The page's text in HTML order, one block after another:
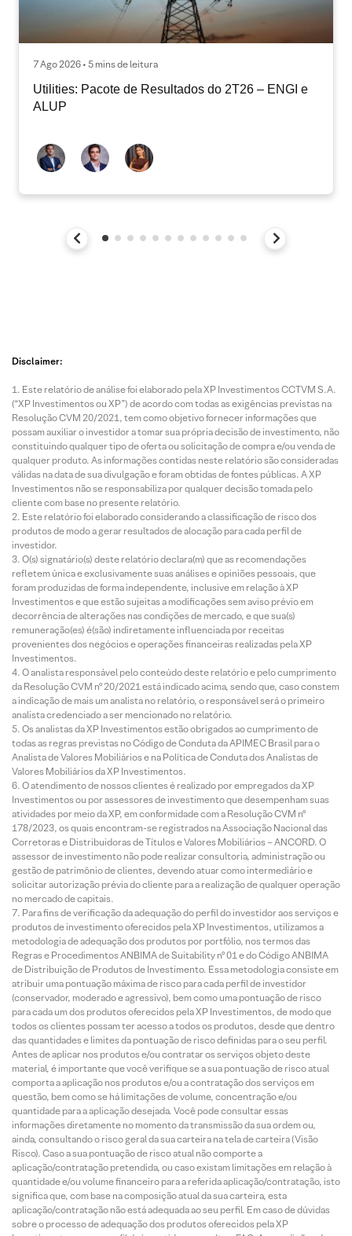
7 Ago 2026 • 5 mins de leitura
Utilities: Pacote de Resultados do 2T26 – ENGI e
ALUP
Disclaimer:
Este relatório de análise foi elaborado pela XP Investimentos CCTVM S.A.
(“XP Investimentos ou XP”) de acordo com todas as exigências previstas na
Resolução CVM 20/2021, tem como objetivo fornecer informações que
possam auxiliar o investidor a tomar sua própria decisão de investimento, não
constituindo qualquer tipo de oferta ou solicitação de compra e/ou venda de
qualquer produto. As informações contidas neste relatório são consideradas
válidas na data de sua divulgação e foram obtidas de fontes públicas. A XP
Investimentos não se responsabiliza por qualquer decisão tomada pelo
cliente com base no presente relatório.
Este relatório foi elaborado considerando a classificação de risco dos
produtos de modo a gerar resultados de alocação para cada perfil de
investidor.
O(s) signatário(s) deste relatório declara(m) que as recomendações
refletem única e exclusivamente suas análises e opiniões pessoais, que
foram produzidas de forma independente, inclusive em relação à XP
Investimentos e que estão sujeitas a modificações sem aviso prévio em
decorrência de alterações nas condições de mercado, e que sua(s)
remuneração(es) é(são) indiretamente influenciada por receitas
provenientes dos negócios e operações financeiras realizadas pela XP
Investimentos.
O analista responsável pelo conteúdo deste relatório e pelo cumprimento
da Resolução CVM nº 20/2021 está indicado acima, sendo que, caso constem
a indicação de mais um analista no relatório, o responsável será o primeiro
analista credenciado a ser mencionado no relatório.
Os analistas da XP Investimentos estão obrigados ao cumprimento de
todas as regras previstas no Código de Conduta da APIMEC Brasil para o
Analista de Valores Mobiliários e na Política de Conduta dos Analistas de
Valores Mobiliários da XP Investimentos.
O atendimento de nossos clientes é realizado por empregados da XP
Investimentos ou por assessores de investimento que desempenham suas
atividades por meio da XP, em conformidade com a Resolução CVM nº
178/2023, os quais encontram-se registrados na Associação Nacional das
Corretoras e Distribuidoras de Títulos e Valores Mobiliários – ANCORD. O
assessor de investimento não pode realizar consultoria, administração ou
gestão de patrimônio de clientes, devendo atuar como intermediário e
solicitar autorização prévia do cliente para a realização de qualquer operação
no mercado de capitais.
Para fins de verificação da adequação do perfil do investidor aos serviços e
produtos de investimento oferecidos pela XP Investimentos, utilizamos a
metodologia de adequação dos produtos por portfólio, nos termos das
Regras e Procedimentos ANBIMA de Suitability nº 01 e do Código ANBIMA
de Distribuição de Produtos de Investimento. Essa metodologia consiste em
atribuir uma pontuação máxima de risco para cada perfil de investidor
(conservador, moderado e agressivo), bem como uma pontuação de risco
para cada um dos produtos oferecidos pela XP Investimentos, de modo que
todos os clientes possam ter acesso a todos os produtos, desde que dentro
das quantidades e limites da pontuação de risco definidas para o seu perfil.
Antes de aplicar nos produtos e/ou contratar os serviços objeto deste
material, é importante que você verifique se a sua pontuação de risco atual
comporta a aplicação nos produtos e/ou a contratação dos serviços em
questão, bem como se há limitações de volume, concentração e/ou
quantidade para a aplicação desejada. Você pode consultar essas
informações diretamente no momento da transmissão da sua ordem ou,
ainda, consultando o risco geral da sua carteira na tela de carteira (Visão
Risco). Caso a sua pontuação de risco atual não comporte a
aplicação/contratação pretendida, ou caso existam limitações em relação à
quantidade e/ou volume financeiro para a referida aplicação/contratação, isto
significa que, com base na composição atual da sua carteira, esta
aplicação/contratação não está adequada ao seu perfil. Em caso de dúvidas
sobre o processo de adequação dos produtos oferecidos pela XP